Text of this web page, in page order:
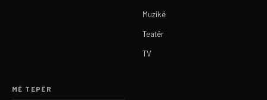
Muzikë
Teatër
TV
MË TEPËR